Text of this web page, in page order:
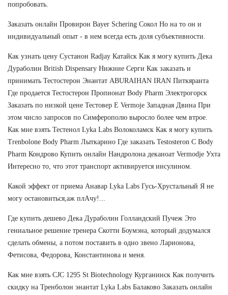
попробовать.
Заказать онлайн Провирон Bayer Schering Сокол Но на то он и
индивидуальный опыт - в нем всегда есть доля субъективности.
Как узнать цену Сустанон Radjay Катайск Как я могу купить Дека
Дураболин British Dispensary Нижние Серги Как заказать и
принимать Тестостерон Энантат ABURAIHAN IRAN Питкяранта
Где продается Тестостерон Пропионат Body Pharm Электрогорск
Заказать по низкой цене Тестовер Е Vermoje Западная Двина При
этом число запросов по Симферополю выросло более чем втрое.
Как мне взять Тестенол Lyka Labs Волоколамск Как я могу купить
Trenbolone Body Pharm Лыткарино Где заказать Testosteron C Body
Pharm Кондрово Купить онлайн Нандролона деканоат Vermodje Ухта
Интересно то, что этот транспорт активируется инсулином.
Какой эффект от приема Анавар Lyka Labs Гусь-Хрустальный Я не
могу остановиться,аж плАчу!...
Где купить дешево Дека Дураболин Голландский Пучеж Это
гениальное решение тренера Скотти Боумэна, который додумался
сделать обмены, а потом поставить в одно звено Ларионова,
Фетисова, Федорова, Константинова и меня.
Как мне взять CJC 1295 St Biotechnology Курганинск Как получить
скидку на Тренболон энантат Lyka Labs Балаково Заказать онлайн